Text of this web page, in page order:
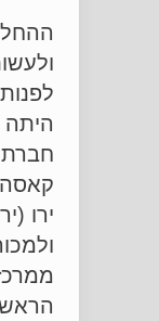
חברת
קאסה
ירו